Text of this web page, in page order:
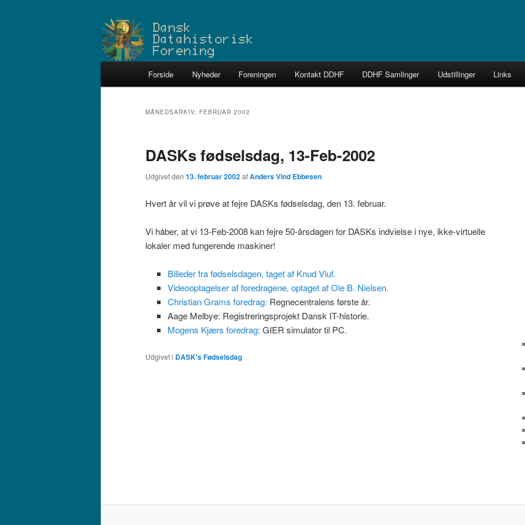
Dansk Datahistorisk Forening
Dataarkæologerne
Forside Nyheder Foreningen Kontakt DDHF DDHF Samlinger Udstillinger Links
MÅNEDSARKIV: FEBRUAR 2002
DASKs fødselsdag, 13-Feb-2002
Udgivet den 13. februar 2002afAnders Vind Ebbesen
Hvert år vil vi prøve at fejre DASKs fødselsdag, den 13. februar.
Vi håber, at vi 13-Feb-2008 kan fejre 50-årsdagen for DASKs indvielse i nye, ikke-virtuelle
lokaler med fungerende maskiner!
Billeder fra fødselsdagen, taget af Knud Viuf.
Videooptagelser af foredragene, optaget af Ole B. Nielsen.
Christian Grams foredrag: Regnecentralens første år.
Aage Melbye: Registreringsprojekt Dansk IT-historie.
Mogens Kjærs foredrag: GIER simulator til PC.
Udgivet i DASK's Fødselsdag